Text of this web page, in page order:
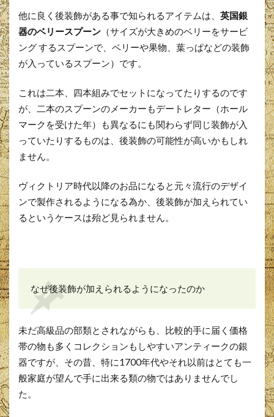
他に良く後装飾がある事で知られるアイテムは、 英国銀
器のベリースプーン （サイズが大きめのベリーをサービ
ング するスプーンで、ベリーや果物、葉っぱなどの装飾
が入っているスプーン）です。
これは二本、四本組みでセットになってたりするのです
が、二本のスプーンのメーカーもデートレター（ホール
マークを受けた年）も異なるにも関わらず同じ装飾が入
っていたりするものは、後装飾の可能性が高いかもしれ
ません。
ヴィクトリア時代以降のお品になると元々流行のデザイ
ンで製作されるようになる為か、後装飾が加えられてい
るというケースは殆ど見られません。
なぜ後装飾が加えられるようになったのか
未だ高級品の部類とされながらも、比較的手に届く価格
帯の物も多くコレクションもしやすいアンティークの銀
器ですが、その昔、特に1700年代やそれ以前はとても一
般家庭が望んで手に出来る類の物ではありませんでし
た。